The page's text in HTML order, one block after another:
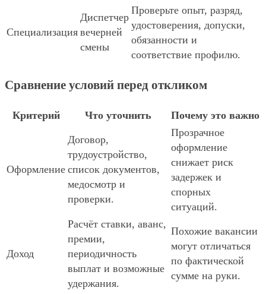
Специализация
Диспетчер
вечерней
смены
Проверьте опыт, разряд,
удостоверения, допуски,
обязанности и
соответствие профилю.
Сравнение условий перед откликом
Критерий Что уточнить Почему это важно
Оформление
Договор,
трудоустройство,
список документов,
медосмотр и
проверки.
Прозрачное
оформление
снижает риск
задержек и
спорных
ситуаций.
Доход
Расчёт ставки, аванс,
премии,
периодичность
выплат и возможные
удержания.
Похожие вакансии
могут отличаться
по фактической
сумме на руки.